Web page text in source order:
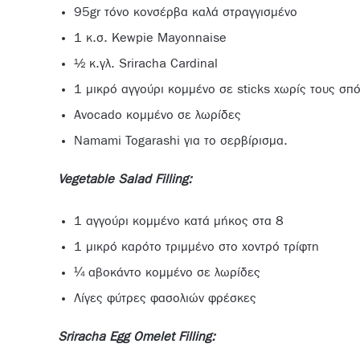
95gr τόνο κονσέρβα καλά στραγγισμένο
1 κ.σ. Kewpie Mayonnaise
½ κ.γλ. Sriracha Cardinal
1 μικρό αγγούρι κομμένο σε sticks χωρίς τους
Avocado κομμένο σε λωρίδες
Namami Togarashi για το σερβίρισμα.
Vegetable Salad Filling:
1 αγγούρι κομμένο κατά μήκος στα 8
1 μικρό καρότο τριμμένο στο χοντρό τρίφτη
¼ αβοκάντο κομμένο σε λωρίδες
Λίγες φύτρες φασολιών φρέσκες
Sriracha Egg Omelet Filling: